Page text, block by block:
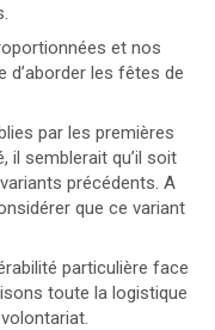
et nos
les fêtes de
par les premières
il semblerait qu’il soit
précédents. A
que ce variant
particulière face
toute la logistique